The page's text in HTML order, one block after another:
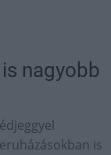
nagyobb
is